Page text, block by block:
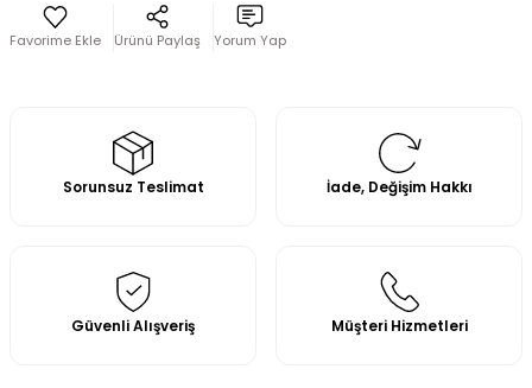
Ürünü Paylaş Yorum Yap
Sorunsuz Teslimat İade, Değişim Hakkı
Güvenli Alışveriş Müşteri Hizmetleri